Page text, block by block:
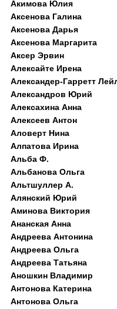
Акимова Юлия
Аксенова Галина
Аксенова Дарья
Аксенова Маргарита
Аксер Эрвин
Алексайте Ирена
Александер-Гарретт
Александров Юрий
Алексахина Анна
Алексеев Антон
Аловерт Нина
Алпатова Ирина
Альба Ф.
Альбанова Ольга
Альтшуллер А.
Алянский Юрий
Аминова Виктория
Ананская Анна
Андреева Антонина
Андреева Ольга
Андреева Татьяна
Аношкин Владимир
Антонова Катерина
Антонова Ольга